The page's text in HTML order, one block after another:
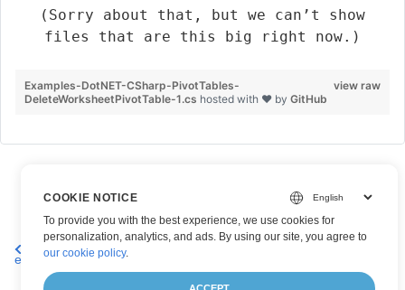
(Sorry about that, but we can’t show
files that are this big right now.)
view raw
Examples-DotNET-CSharp-PivotTables-
DeleteWorksheetPivotTable-1.cs hosted with ❤ by GitHub
Löschen einer Pivot-Tabelle in
einem Excel-Arbeitsblatt
Aktualisieren Sie den Zellenstil
COOKIE NOTICE
To provide you with the best experience, we use cookies for
personalization, analytics, and ads. By using our site, you agree to
our cookie policy.